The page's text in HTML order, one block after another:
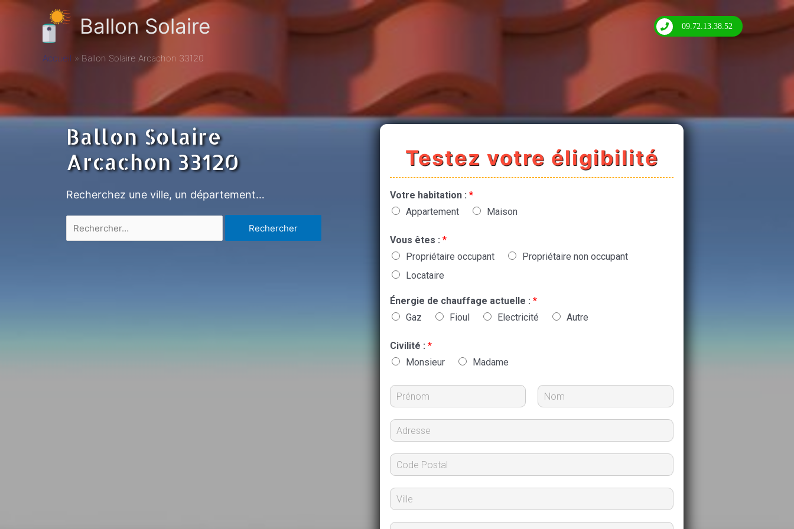
Ballon Solaire 09.72.13.38.52
Accueil Ballon Solaire Arcachon 33120
Ballon Solaire
Arcachon 33120
Recherchez une ville, un département…
Testez votre éligibilité
Votre habitation : *
Appartement
Maison
Vous êtes : *
Propriétaire occupant
Propriétaire non occupant
Locataire
Énergie de chauffage actuelle : *
Gaz
Fioul Electricité Autre
Civilité : *
Monsieur
Madame